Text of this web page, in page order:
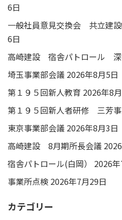
6日
一般社員意見交換会 共立建
6日
高崎建設 宿舎パトロール 深
埼玉事業部会議 2026年8月5日
第１９５回新人教育 2026年8
第１９５回新人者研修 三芳
東京事業部会議 2026年8月3日
高崎建設 8月期所長会議
宿舎パトロール(白岡）
2026
事業所点検 2026年7月29日
カテゴリー